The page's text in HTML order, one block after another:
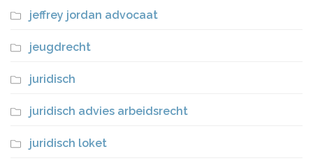
jeffrey jordan advocaat
jeugdrecht
juridisch
juridisch advies arbeidsrecht
juridisch loket